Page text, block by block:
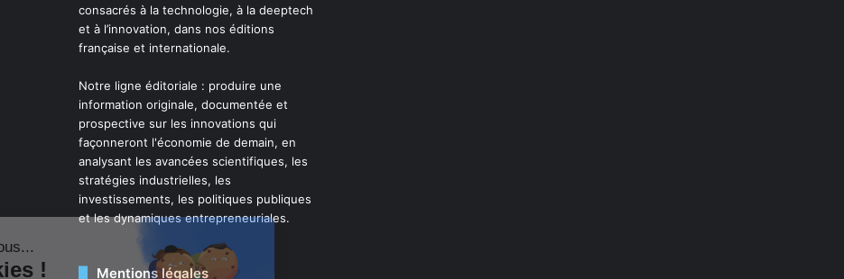
consacrés à la technologie, à la deeptech
et à l’innovation, dans nos éditions
française et internationale.
Notre ligne éditoriale : produire une
information originale, documentée et
prospective sur les innovations qui
façonneront l'économie de demain, en
analysant les avancées scientifiques, les
stratégies industrielles, les
investissements, les politiques publiques
et les dynamiques entrepreneuriales.
Mentions légales